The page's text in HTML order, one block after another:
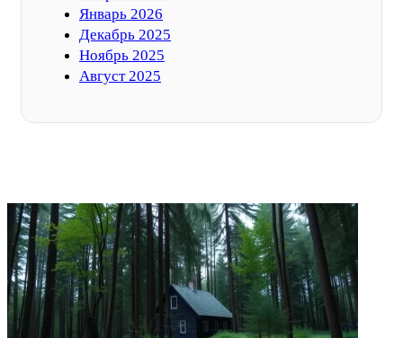
Январь 2026
Декабрь 2025
Ноябрь 2025
Август 2025